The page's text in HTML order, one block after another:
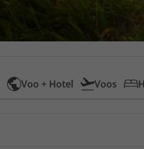
Voo + Hotel Voos